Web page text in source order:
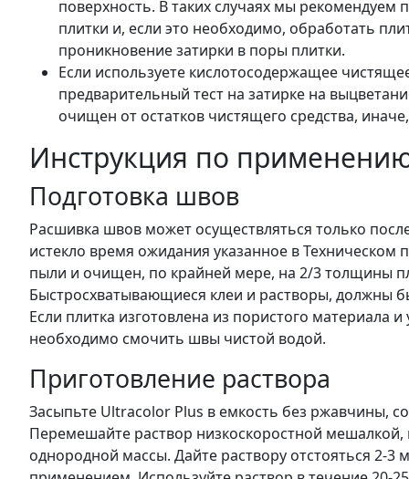
поверхность. В таких случаях мы рекомендуем
плитки и, если это необходимо, обработать
проникновение затирки в поры плитки.
Если используете кислотосодержащее
предварительный тест на затирке на
очищен от остатков чистящего средства,
Инструкция по
Подготовка швов
Расшивка швов может осуществляться только
истекло время ожидания указанное в
пыли и очищен, по крайней мере, на 2/3 толщины
Быстросхватывающиеся клеи и растворы, должны
Если плитка изготовлена из пористого
необходимо смочить швы чистой водой.
Приготовление раствора
Засыпьте Ultracolor Plus в емкость без ржавчины,
Перемешайте раствор низкоскоростной
однородной массы. Дайте раствору отстояться 2-